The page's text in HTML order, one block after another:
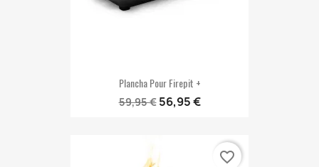
Plancha Pour Firepit +
59,95 € 56,95 €
favorite_border